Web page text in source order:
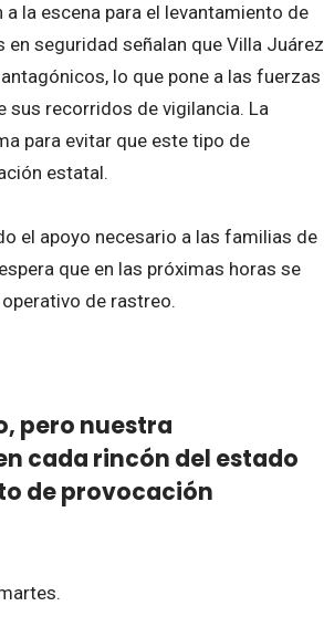
la escena para el levantamiento de
seguridad señalan que Villa Juárez
lo que pone a las fuerzas
sus recorridos de vigilancia. La
para evitar que este tipo de
estatal.
el apoyo necesario a las familias de
que en las próximas horas se
de rastreo.
pero nuestra
cada rincón del estado
de provocación